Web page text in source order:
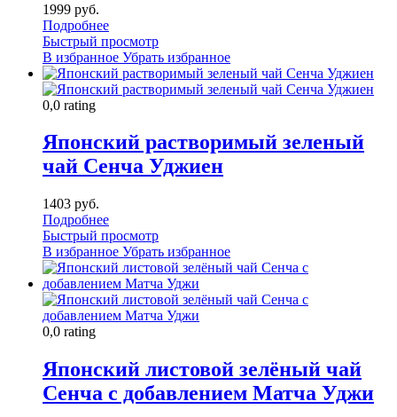
1999 руб.
Подробнее
Быстрый просмотр
В избранное Убрать избранное
0,0 rating
Японский растворимый зеленый
чай Сенча Уджиен
1403 руб.
Подробнее
Быстрый просмотр
В избранное Убрать избранное
0,0 rating
Японский листовой зелёный чай
Сенча с добавлением Матча Уджи